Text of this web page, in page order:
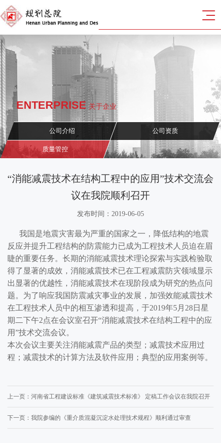
ENTERPRISE 关于企业
公司介绍 公司资质
质量管控
“消能减震技术在结构工程中的应用”技术交流会
议在我院顺利召开
发布时间：2019-06-05
我国是地震灾害最为严重的国家之一，降低结构的地震
反应并提升工程结构的防震能力已成为工程技术人员迫在眉
睫的重要任务。长期的消能减震技术理论探索与实践检验取
得了显著的成效，消能减震技术已在工程减震防灾领域显示
出显著的优越性，消能减震技术在现阶段成为研究的热点问
题。为了响应我国防震减灾事业的发展，加强效能减震技术
在工程技术人员中的相互渗透和提高，于2019年5月28日星
期二下午2点在会议室召开“消能减震技术在结构工程中的应
用”技术交流会议。
本次会议主要关注消能减震产品的类型；减震技术应用过
程；减震技术的计算方法及软件应用；典型的应用案例等。
上一页： 河南省工程建设标准《建筑减震技术标准》 定稿工作会议在我院召开
下一页： 我院参编的《重介质混凝沉淀水处理技术规程》顺利通过审查